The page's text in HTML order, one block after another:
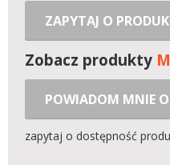
ZAPYTAJ O
Zobacz produkty
POWIADOM MNIE
zapytaj o dostępność